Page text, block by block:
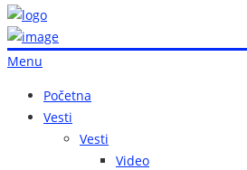
Menu
Početna
Vesti
Vesti
Video